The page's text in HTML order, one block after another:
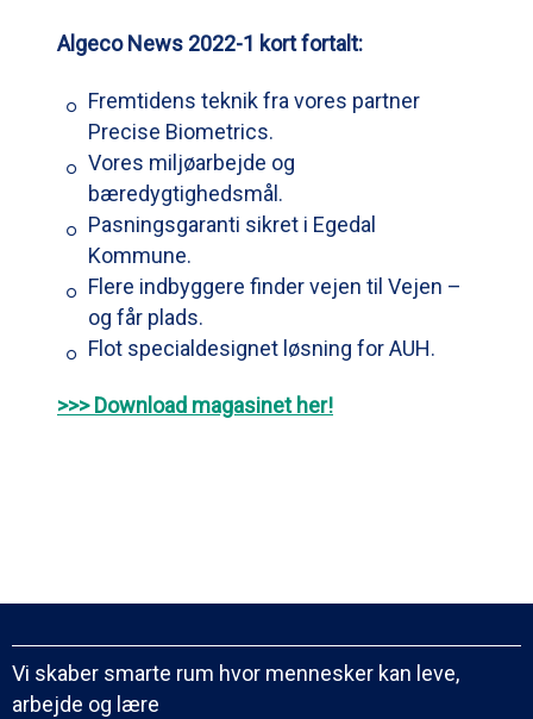
Algeco News 2022-1 kort fortalt:
Fremtidens teknik fra vores partner
Precise Biometrics.
Vores miljøarbejde og
bæredygtighedsmål.
Pasningsgaranti sikret i Egedal
Kommune.
Flere indbyggere finder vejen til Vejen –
og får plads.
Flot specialdesignet løsning for AUH.
>>> Download magasinet her!
Vi skaber smarte rum hvor mennesker kan leve,
arbejde og lære